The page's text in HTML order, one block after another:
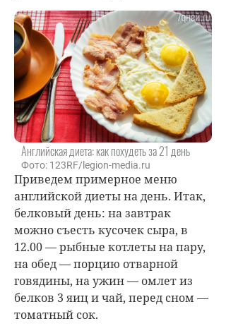
Английская диета: как похудеть за 21 день
Фото: 123RF/legion-media.ru
Приведем примерное меню
английской диеты на день. Итак,
белковый день: на завтрак
можно съесть кусочек сыра, в
12.00 — рыбные котлеты на пару,
на обед — порцию отварной
говядины, на ужин — омлет из
белков 3 яиц и чай, перед сном —
томатный сок.